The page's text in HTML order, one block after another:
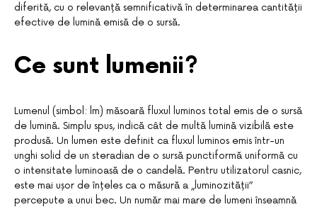
diferită, cu o relevanță semnificativă în determinarea cantității
efective de lumină emisă de o sursă.
Ce sunt lumenii?
Lumenul (simbol: lm) măsoară fluxul luminos total emis de o sursă
de lumină. Simplu spus, indică cât de multă lumină vizibilă este
produsă. Un lumen este definit ca fluxul luminos emis într-un
unghi solid de un steradian de o sursă punctiformă uniformă cu
o intensitate luminoasă de o candelă. Pentru utilizatorul casnic,
este mai ușor de înțeles ca o măsură a „luminozității”
percepute a unui bec. Un număr mai mare de lumeni înseamnă